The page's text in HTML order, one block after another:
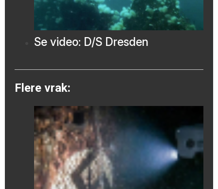
Se video: D/S Dresden
Flere vrak: